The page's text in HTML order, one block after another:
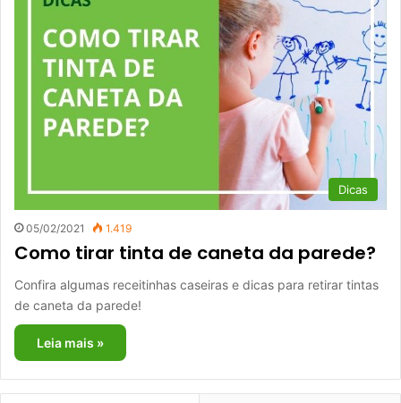
Dicas
05/02/2021 1.419
Como tirar tinta de caneta da parede?
Confira algumas receitinhas caseiras e dicas para retirar tintas
de caneta da parede!
Leia mais »